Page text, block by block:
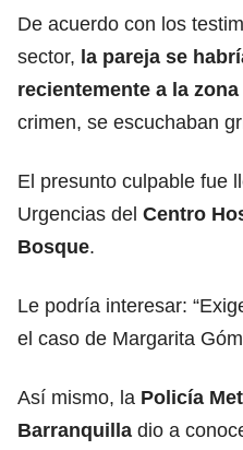
De acuerdo con los
sector, la pareja se
recientemente a la zona
crimen, se escuchaban
El presunto culpable fue
Urgencias del Centro
Bosque.
Le podría interesar:
el caso de Margarita
Así mismo, la Policía
Barranquilla dio a